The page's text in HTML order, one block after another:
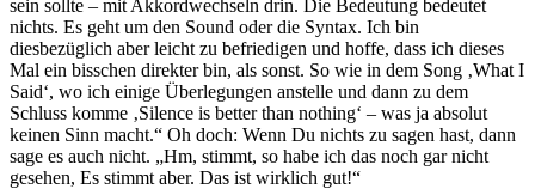
sein sollte – mit Akkordwechseln drin. Die Bedeutung bedeutet
nichts. Es geht um den Sound oder die Syntax. Ich bin
diesbezüglich aber leicht zu befriedigen und hoffe, dass ich dieses
Mal ein bisschen direkter bin, als sonst. So wie in dem Song ‚What I
Said‘, wo ich einige Überlegungen anstelle und dann zu dem
Schluss komme ‚Silence is better than nothing‘ – was ja absolut
keinen Sinn macht.“ Oh doch: Wenn Du nichts zu sagen hast, dann
sage es auch nicht. „Hm, stimmt, so habe ich das noch gar nicht
gesehen, Es stimmt aber. Das ist wirklich gut!“